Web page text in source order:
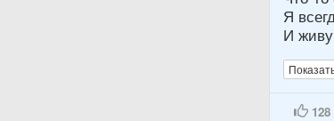
Я
И
128